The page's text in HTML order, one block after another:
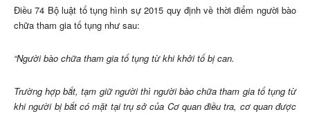
Điều 74 Bộ luật tố tụng hình sự 2015 quy định về thời điểm người bào
chữa tham gia tố tụng như sau:
“Người bào chữa tham gia tố tụng từ khi khởi tố bị can.
Trường hợp bắt, tạm giữ người thì người bào chữa tham gia tố tụng từ
khi người bị bắt có mặt tại trụ sở của Cơ quan điều tra, cơ quan được